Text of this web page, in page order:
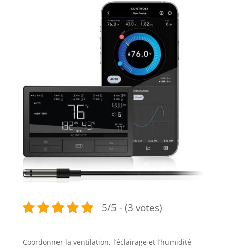
5/5 - (3 votes)
Coordonner la ventilation, l’éclairage et l’humidité